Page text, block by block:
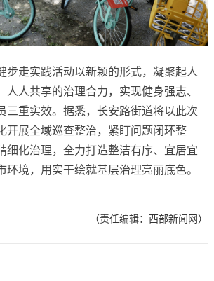
走实践活动以新颖的形式，凝聚起人
人人共享的治理合力，实现健身强志、
三重实效。据悉，长安路街道将以此次
开展全域巡查整治，紧盯问题闭环整
细化治理，全力打造整洁有序、宜居宜
环境，用实干绘就基层治理亮丽底色。
（责任编辑：西部新闻网）